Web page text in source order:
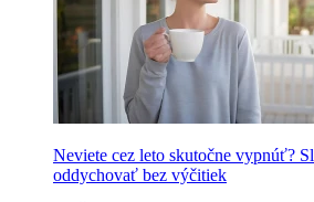
Neviete cez leto skutočne vypnúť?
oddychovať bez výčitiek